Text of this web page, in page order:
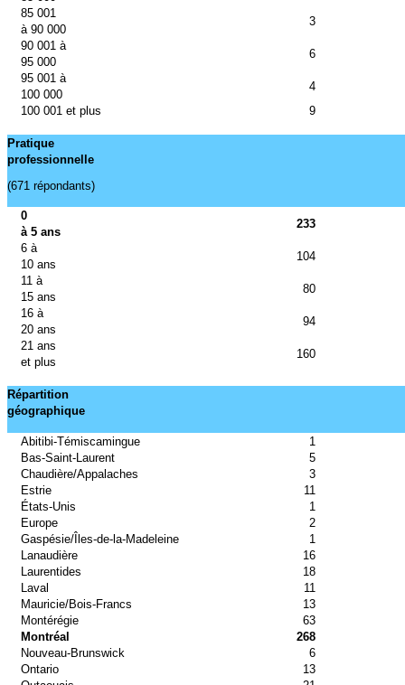
85 001
à 90 000
3
90 001 à
95 000
6
95 001 à
100 000
4
100 001 et plus
9
Pratique
professionnelle
(671 répondants)
0
à 5 ans
233
6 à
10 ans
104
11 à
15 ans
80
16 à
20 ans
94
21 ans
et plus
160
Répartition
géographique
Abitibi-Témiscamingue
1
Bas-Saint-Laurent
5
Chaudière/Appalaches
3
Estrie
11
États-Unis
1
Europe
2
Gaspésie/Îles-de-la-Madeleine
1
Lanaudière
16
Laurentides
18
Laval
11
Mauricie/Bois-Francs
13
Montérégie
63
Montréal
268
Nouveau-Brunswick
6
Ontario
13